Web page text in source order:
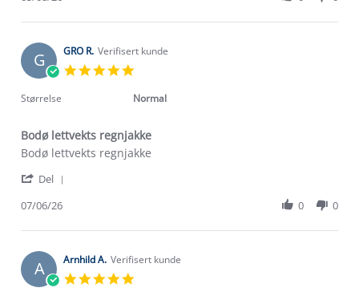
Tone
on
5
Aug
G GRO R. Verifisert kunde
rating
Størrelse Normal
Bodø lettvekts regnjakke
Review
GRO
on
Jun
review
Bodø
regnjakke
Bodø lettvekts regnjakke
Del
GRO
on
7
Jun
07/06/26 0 0
A Arnhild A. Verifisert kunde
Kundeservice
Kontakt oss
Klima og miljø
Etisk handel
Alt du trenger til Norgesferien